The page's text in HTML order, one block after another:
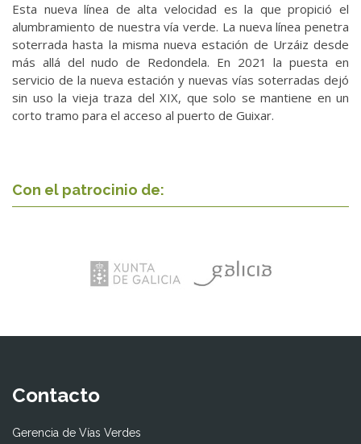
Esta nueva línea de alta velocidad es la que propició el
alumbramiento de nuestra vía verde. La nueva línea penetra
soterrada hasta la misma nueva estación de Urzáiz desde
más allá del nudo de Redondela. En 2021 la puesta en
servicio de la nueva estación y nuevas vías soterradas dejó
sin uso la vieja traza del XIX, que solo se mantiene en un
corto tramo para el acceso al puerto de Guixar.
Con el patrocinio de:
Contacto
Gerencia de Vías Verdes